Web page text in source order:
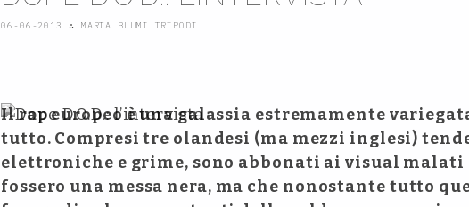
06-06-2013 ∴ MARTA BLUMI TRIPODI
Il rap europeo è una galassia estremamente
tutto. Compresi tre olandesi (ma mezzi inglesi)
elettroniche e grime, sono abbonati ai visual malati
fossero una messa nera, ma che nonostante tutto